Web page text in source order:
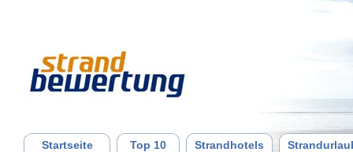
Startseite Top 10 Strandhotels